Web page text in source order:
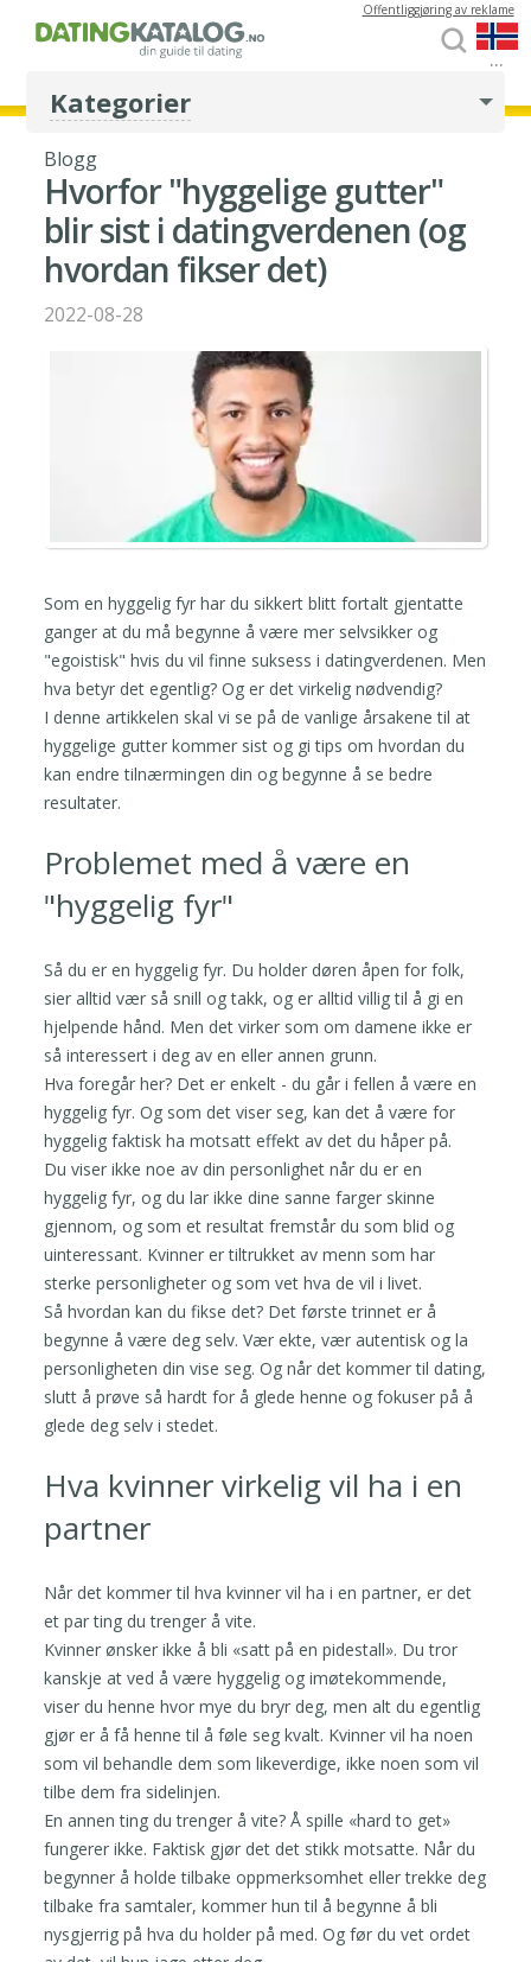
...
Offentliggjøring av reklame
Kategorier
Blogg
Hvorfor "hyggelige gutter"
blir sist i datingverdenen (og
hvordan fikser det)
2022-08-28
Som en hyggelig fyr har du sikkert blitt fortalt gjentatte
ganger at du må begynne å være mer selvsikker og
"egoistisk" hvis du vil finne suksess i datingverdenen. Men
hva betyr det egentlig? Og er det virkelig nødvendig?
I denne artikkelen skal vi se på de vanlige årsakene til at
hyggelige gutter kommer sist og gi tips om hvordan du
kan endre tilnærmingen din og begynne å se bedre
resultater.
Problemet med å være en
"hyggelig fyr"
Så du er en hyggelig fyr. Du holder døren åpen for folk,
sier alltid vær så snill og takk, og er alltid villig til å gi en
hjelpende hånd. Men det virker som om damene ikke er
så interessert i deg av en eller annen grunn.
Hva foregår her? Det er enkelt - du går i fellen å være en
hyggelig fyr. Og som det viser seg, kan det å være for
hyggelig faktisk ha motsatt effekt av det du håper på.
Du viser ikke noe av din personlighet når du er en
hyggelig fyr, og du lar ikke dine sanne farger skinne
gjennom, og som et resultat fremstår du som blid og
uinteressant. Kvinner er tiltrukket av menn som har
sterke personligheter og som vet hva de vil i livet.
Så hvordan kan du fikse det? Det første trinnet er å
begynne å være deg selv. Vær ekte, vær autentisk og la
personligheten din vise seg. Og når det kommer til dating,
slutt å prøve så hardt for å glede henne og fokuser på å
glede deg selv i stedet.
Hva kvinner virkelig vil ha i en
partner
Når det kommer til hva kvinner vil ha i en partner, er det
et par ting du trenger å vite.
Kvinner ønsker ikke å bli «satt på en pidestall». Du tror
kanskje at ved å være hyggelig og imøtekommende,
viser du henne hvor mye du bryr deg, men alt du egentlig
gjør er å få henne til å føle seg kvalt. Kvinner vil ha noen
som vil behandle dem som likeverdige, ikke noen som vil
tilbe dem fra sidelinjen.
En annen ting du trenger å vite? Å spille «hard to get»
fungerer ikke. Faktisk gjør det det stikk motsatte. Når du
begynner å holde tilbake oppmerksomhet eller trekke deg
tilbake fra samtaler, kommer hun til å begynne å bli
nysgjerrig på hva du holder på med. Og før du vet ordet